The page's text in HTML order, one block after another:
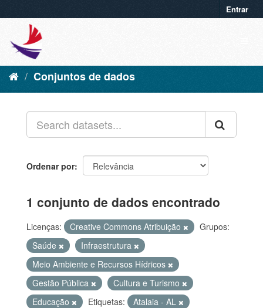
Entrar
Conjuntos de dados
Ordenar por
1 conjunto de dados encontrado
Licenças: Creative Commons Atribuição
Grupos:
Saúde
Infraestrutura
Meio Ambiente e Recursos Hídricos
Gestão Pública
Cultura e Turismo
Educação
Etiquetas:
Atalaia - AL